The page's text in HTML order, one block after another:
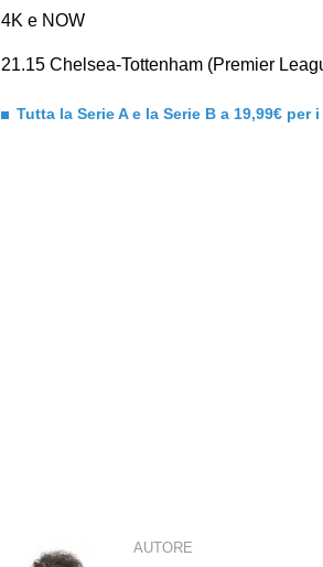
4K e NOW
21.15 Chelsea-Tottenham (Premier
Tutta la Serie A e la Serie B a 19,99€
AUTORE